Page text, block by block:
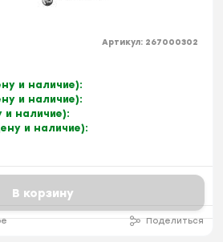
Артикул: 267000302
и наличие):
и наличие):
и наличие):
и наличие):
В корзину
Поделиться